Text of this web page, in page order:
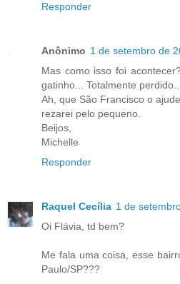
Responder
Anônimo 1 de setembro de
Mas como isso foi
gatinho... Totalmente perdido..
Ah, que São Francisco o
rezarei pelo pequeno.
Beijos,
Michelle
Responder
Raquel Cecília 1 de
Oi Flávia, td bem?
Me fala uma coisa, esse
Paulo/SP???